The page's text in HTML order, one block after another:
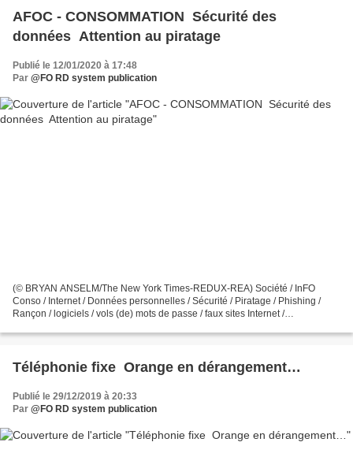
AFOC - CONSOMMATION Sécurité des
données Attention au piratage
Publié le 12/01/2020 à 17:48
Par @FO RD system publication
(© BRYAN ANSELM/The New York Times-REDUX-REA) Société / InFO
Conso / Internet / Données personnelles / Sécurité / Piratage / Phishing /
Rançon / logiciels / vols (de) mots de passe / faux sites Internet /
Téléphonie fixe Orange en dérangement…
Publié le 29/12/2019 à 20:33
Par @FO RD system publication